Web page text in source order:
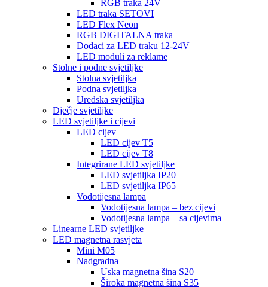
RGB traka 24V
LED traka SETOVI
LED Flex Neon
RGB DIGITALNA traka
Dodaci za LED traku 12-24V
LED moduli za reklame
Stolne i podne svjetiljke
Stolna svjetiljka
Podna svjetiljka
Uredska svjetiljka
Dječje svjetiljke
LED svjetiljke i cijevi
LED cijev
LED cijev T5
LED cijev T8
Integrirane LED svjetiljke
LED svjetiljka IP20
LED svjetiljka IP65
Vodotijesna lampa
Vodotijesna lampa – bez cijevi
Vodotijesna lampa – sa cijevima
Linearne LED svjetiljke
LED magnetna rasvjeta
Mini M05
Nadgradna
Uska magnetna šina S20
Široka magnetna šina S35